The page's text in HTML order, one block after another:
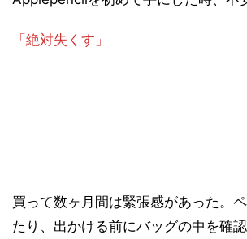
「絶対失くす」
買って数ヶ月間は緊張感があった。
たり、出かける前にバッグの中を確